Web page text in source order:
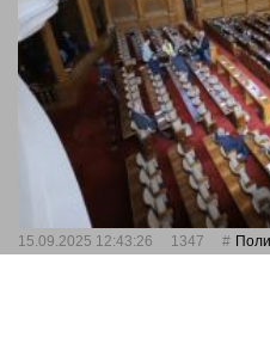
15.09.2025 12:43:26 1347